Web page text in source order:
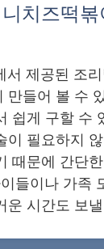
치즈떡
서 제공된 조
만들어 볼 수
쉽게 구할 수
이 필요하지
때문에 간단
들이나 가족
운 시간도 보